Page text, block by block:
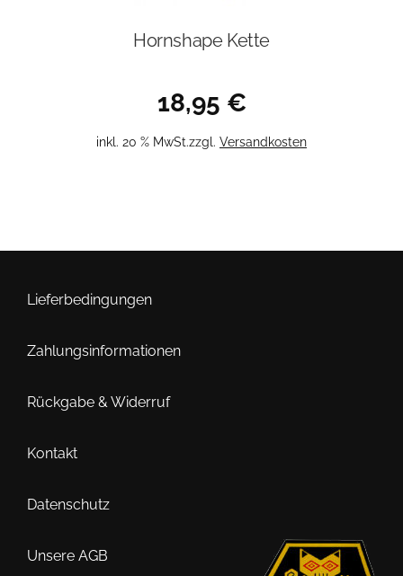
Hornshape Kette
18,95 €
inkl. 20 % MwSt.zzgl. Versandkosten
Lieferbedingungen
Zahlungsinformationen
Rückgabe & Widerruf
Kontakt
Datenschutz
Unsere AGB